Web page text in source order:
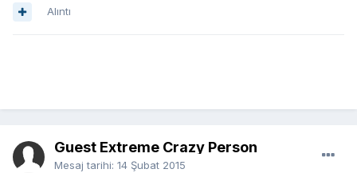
Alıntı
Guest Extreme Crazy Person
Mesaj tarihi: 14 Şubat 2015